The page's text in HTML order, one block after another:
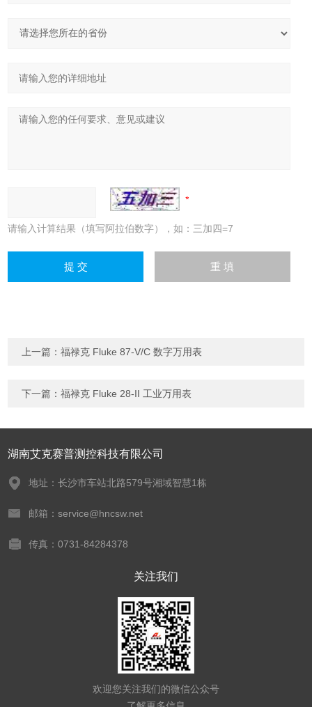
请输入计算结果（填写阿拉伯数字），如：三加四=7
上一篇：福禄克 Fluke 87-V/C 数字万用表
下一篇：福禄克 Fluke 28-II 工业万用表
湖南艾克赛普测控科技有限公司
地址：长沙市车站北路579号湘域智慧1栋
邮箱：service@hncsw.net
传真：0731-84284378
关注我们
欢迎您关注我们的微信公众号